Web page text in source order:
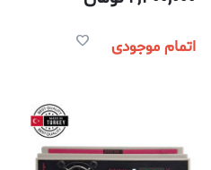
اتمام موجودی